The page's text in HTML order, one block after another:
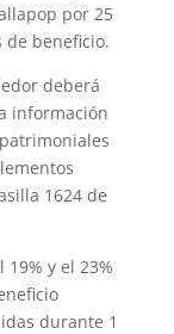
por 25
de beneficio.
deberá
información
1624 de
y el 23%
durante 1